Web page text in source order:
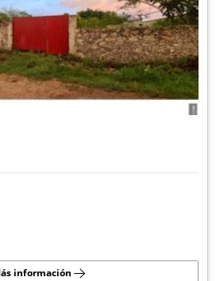
información